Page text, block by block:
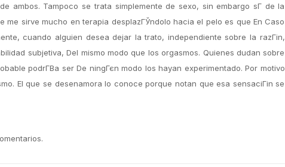
ambos. Tampoco se trata simplemente de sexo, sin embargo sГ­ de la
me sirve mucho en terapia desplazГЎndolo hacia el pelo es que En Caso
cuando alguien desea dejar la trato, independiente sobre la razГіn,
subjetiva, Del mismo modo que los orgasmos. Quienes dudan sobre
podrГ­В­a ser De ningГєn modo los hayan experimentado. Por motivo
El que se desenamora lo conoce porque notan que esa sensaciГіn se